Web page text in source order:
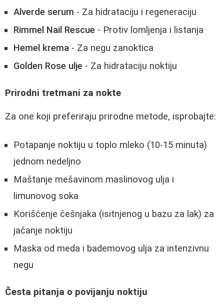
Alverde serum - Za hidrataciju i regeneraciju
Rimmel Nail Rescue - Protiv lomljenja i listanja
Hemel krema - Za negu zanoktica
Golden Rose ulje - Za hidrataciju noktiju
Prirodni tretmani za nokte
Za one koji preferiraju prirodne metode, isprobajte:
Potapanje noktiju u toplo mleko (10-15 minuta)
jednom nedeljno
Maštanje mešavinom maslinovog ulja i
limunovog soka
Korišćenje češnjaka (isitnjenog u bazu za lak) za
jačanje noktiju
Maska od meda i bademovog ulja za intenzivnu
negu
Česta pitanja o povijanju noktiju